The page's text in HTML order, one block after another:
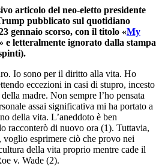
articolo del neo-eletto presidente
pubblicato sul quotidiano
gennaio scorso, con il titolo «My
e letteralmente ignorato dalla stampa
Io sono per il diritto alla vita. Ho
eccezioni in casi di stupro, incesto
madre. Non sempre l’ho pensata
assai significativa mi ha portato a
della vita. L’aneddoto è ben
racconterò di nuovo ora (1). Tuttavia,
esprimere ciò che provo nei
della vita proprio mentre cade il
v. Wade (2).